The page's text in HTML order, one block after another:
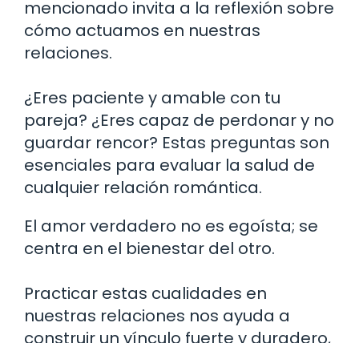
mencionado invita a la reflexión sobre
cómo actuamos en nuestras
relaciones.
¿Eres paciente y amable con tu
pareja? ¿Eres capaz de perdonar y no
guardar rencor? Estas preguntas son
esenciales para evaluar la salud de
cualquier relación romántica.
El amor verdadero no es egoísta; se
centra en el bienestar del otro.
Practicar estas cualidades en
nuestras relaciones nos ayuda a
construir un vínculo fuerte y duradero,